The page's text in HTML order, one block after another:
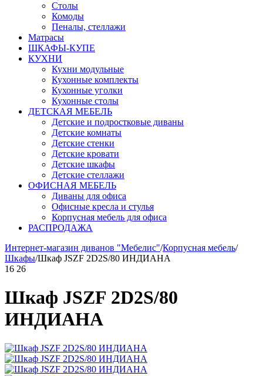
Столы
Комоды
Пеналы, стеллажи
Матрасы
ШКАФЫ-КУПЕ
КУХНИ
Кухни модульные
Кухонные комплекты
Кухонные уголки
Кухонные столы
ДЕТСКАЯ МЕБЕЛЬ
Детские и подростковые диваны
Детские комнаты
Детские стенки
Детские кровати
Детские шкафы
Детские стеллажи
ОФИСНАЯ МЕБЕЛЬ
Диваны для офиса
Офисные кресла и стулья
Корпусная мебель для офиса
РАСПРОДАЖА
Интернет-магазин диванов "Мебелис"/Корпусная мебель/
Шкафы/Шкаф JSZF 2D2S/80 ИНДИАНА
16 26
Шкаф JSZF 2D2S/80
ИНДИАНА